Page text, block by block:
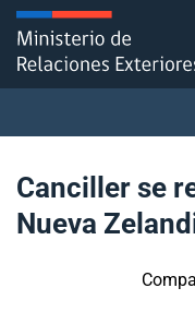
Click acá para ir
Ministerio
Política Exterior
Canciller se
Nueva